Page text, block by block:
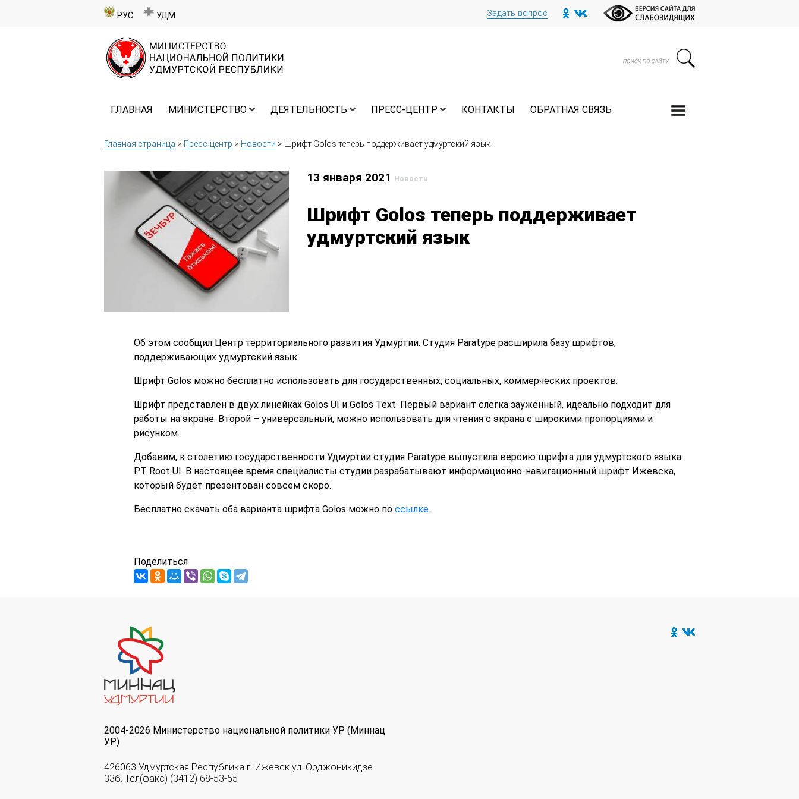
РУС УДМ Задать вопрос
ГЛАВНАЯ МИНИСТЕРСТВО ДЕЯТЕЛЬНОСТЬ ПРЕСС-ЦЕНТР КОНТАКТЫ ОБРАТНАЯ СВЯЗЬ
Главная страница > Пресс-центр > Новости > Шрифт Golos теперь поддерживает удмуртский язык
13 января 2021 Новости
Шрифт Golos теперь поддерживает
удмуртский язык
Об этом сообщил Центр территориального развития Удмуртии. Студия Paratype расширила базу шрифтов,
поддерживающих удмуртский язык.
Шрифт Golos можно бесплатно использовать для государственных, социальных, коммерческих проектов.
Шрифт представлен в двух линейках Golos UI и Golos Text. Первый вариант слегка зауженный, идеально подходит для
работы на экране. Второй – универсальный, можно использовать для чтения с экрана с широкими пропорциями и
рисунком.
Добавим, к столетию государственности Удмуртии студия Paratype выпустила версию шрифта для удмуртского языка
PT Root UI. В настоящее время специалисты студии разрабатывают информационно-навигационный шрифт Ижевска,
который будет презентован совсем скоро.
Бесплатно скачать оба варианта шрифта Golos можно поссылке.
Поделиться
2004-2026 Министерство национальной политики УР (Миннац
УР)
426063 Удмуртская Республика г. Ижевск ул. Орджоникидзе
33б. Тел(факс) (3412) 68-53-55